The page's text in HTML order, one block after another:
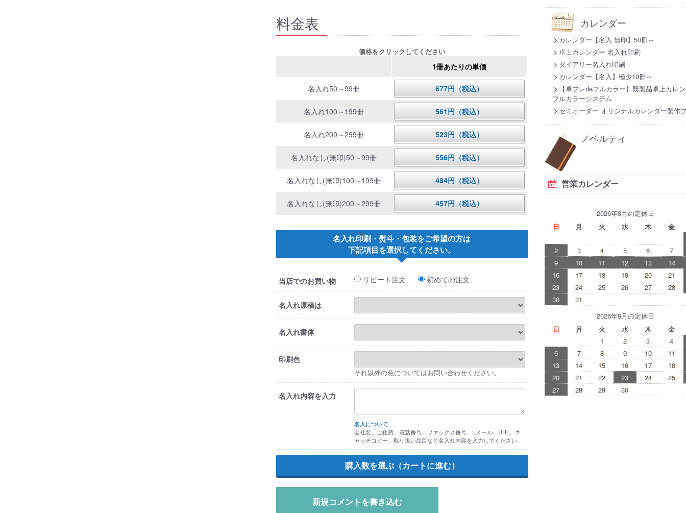
料金表
価格をクリックしてください
1冊あたりの単価
名入れ50～99冊 677円（税込）
名入れ100～199冊 561円（税込）
名入れ200～299冊 523円（税込）
名入れなし(無印)50～99冊 556円（税込）
名入れなし(無印)100～199冊 484円（税込）
名入れなし(無印)200～299冊 457円（税込）
名入れ印刷・熨斗・包装をご希望の方は
下記項目を選択してください。
当店でのお買い物 リピート注文 初めての注文
名入れ原稿は
名入れ書体
印刷色
それ以外の色についてはお問い合わせください。
名入れ内容を入力
名入について
会社名、ご住所、電話番号、ファックス番号、Eメール、URL、キ
ャッチコピー、取り扱い品目など名入れ内容を入力してください。
新規コメントを書き込む
カレンダー
カレンダー【名入 無印】50冊～
卓上カレンダー 名入れ印刷
ダイアリー名入れ印刷
カレンダー【名入】極少10冊～
【卓プレdeフルカラー】既製品卓上カレ
フルカラーシステム
セミオーダー オリジナルカレンダー製作
ノベルティ
営業カレンダー
2026年8月の定休日
日
月 火 水 木 金
2 3 4 5 6
7
9
10 11 12 13
14
16
17 18 19 20
21
23
24 25 26 27
28
30
31
2026年9月の定休日
日
月 火 水 木
金
1
2 3
4
6
7 8 9 10
11
13
14 15 16 17
18
20
21 22 23 24
25
27
28 29 30